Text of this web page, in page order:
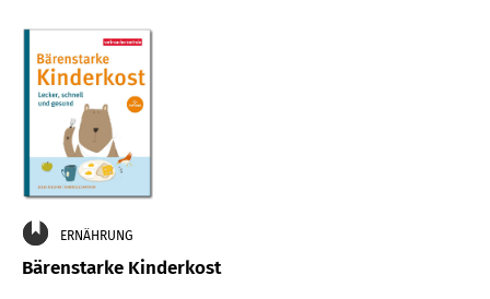
ERNÄHRUNG
Bärenstarke Kinderkost